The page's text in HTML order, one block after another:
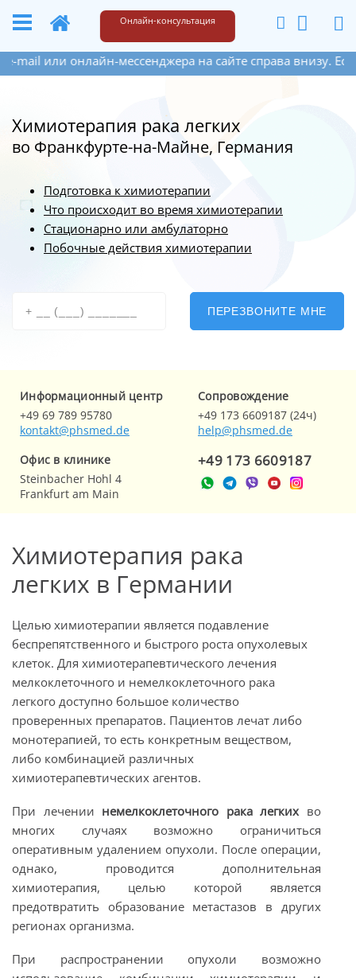
+49 173 6609187 Написать
Онлайн-консультация
на сайте справа внизу. Если Вы оставите
Химиотерапия рака легких
во Франкфурте-на-Майне, Германия
Подготовка к химиотерапии
Что происходит во время химиотерапии
Стационарно или амбулаторно
Побочные действия химиотерапии
ПЕРЕЗВОНИТЕ МНЕ
Информационный центр
+49 69 789 95780
kontakt@phsmed.de
Cопровождение
+49 173 6609187 (24ч)
help@phsmed.de
Офис в клинике
Steinbacher Hohl 4
Frankfurt am Main
+49 173 6609187
Химиотерапия рака
легких в Германии
Целью химиотерапии является подавление
беспрепятственного и быстрого роста опухолевых
клеток. Для химиотерапевтического лечения
мелкоклеточного и немелкоклеточного рака
легкого доступно большое количество
проверенных препаратов. Пациентов лечат либо
монотерапией, то есть конкретным веществом,
либо комбинацией различных
химиотерапевтических агентов.
При лечении немелкоклеточного рака легкихво
многих случаях возможно ограничиться
оперативным удалением опухоли. После операции,
однако, проводится дополнительная
химиотерапия, целью которой является
предотвратить образование метастазов в других
регионах организма.
При распространении опухоли возможно